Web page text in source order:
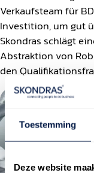
Toestemming
Deze website
Verkaufsteam für
Investition, um gut
Skondras schlägt
Abstraktion von
den